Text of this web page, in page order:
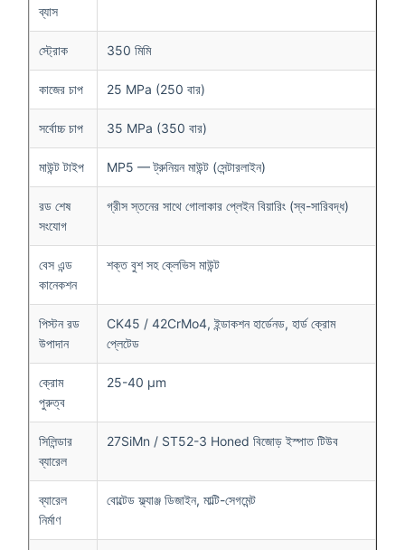
ব্যাস
স্ট্রোক 350 মিমি
কাজের চাপ 25 MPa (250 বার)
সর্বোচ্চ চাপ 35 MPa (350 বার)
মাউন্ট টাইপ MP5 — ট্রুনিয়ন মাউন্ট (সেন্টারলাইন)
রড শেষ
সংযোগ
গ্রীস স্তনের সাথে গোলাকার প্লেইন বিয়ারিং (স্ব-সারিবদ্ধ)
বেস এন্ড
কানেকশন
শক্ত বুশ সহ ক্লেভিস মাউন্ট
পিস্টন রড
উপাদান
CK45 / 42CrMo4, ইন্ডাকশন হার্ডেনড, হার্ড ক্রোম
প্লেটেড
ক্রোম
পুরুত্ব
25-40 μm
সিলিন্ডার
ব্যারেল
27SiMn / ST52-3 Honed বিজোড় ইস্পাত টিউব
ব্যারেল
নির্মাণ
বোল্টেড ফ্ল্যাঞ্জ ডিজাইন, মাল্টি-সেগমেন্ট